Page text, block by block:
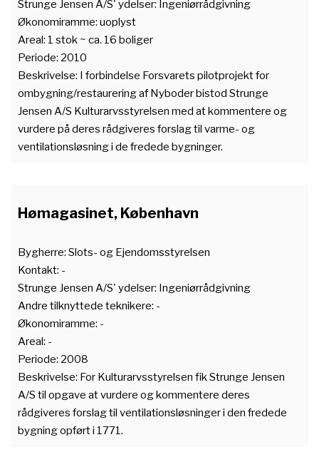
Strunge Jensen A/S' ydelser: Ingeniørrådgivning
Økonomiramme: uoplyst
Areal: 1 stok ~ ca. 16 boliger
Periode: 2010
Beskrivelse: I forbindelse Forsvarets pilotprojekt for
ombygning/restaurering af Nyboder bistod Strunge
Jensen A/S Kulturarvsstyrelsen med at kommentere og
vurdere på deres rådgiveres forslag til varme- og
ventilationsløsning i de fredede bygninger.
Hømagasinet, København
Bygherre: Slots- og Ejendomsstyrelsen
Kontakt: -
Strunge Jensen A/S' ydelser: Ingeniørrådgivning
Andre tilknyttede teknikere: -
Økonomiramme: -
Areal: -
Periode: 2008
Beskrivelse: For Kulturarvsstyrelsen fik Strunge Jensen
A/S til opgave at vurdere og kommentere deres
rådgiveres forslag til ventilationsløsninger i den fredede
bygning opført i 1771.